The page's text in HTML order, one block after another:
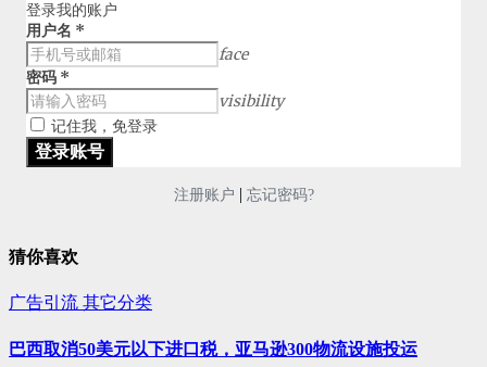
登录我的账户
用户名 *
face
密码 *
visibility
记住我，免登录
注册账户 | 忘记密码?
猜你喜欢
广告引流 其它分类
巴西取消50美元以下进口税，亚马逊300物流设施投运